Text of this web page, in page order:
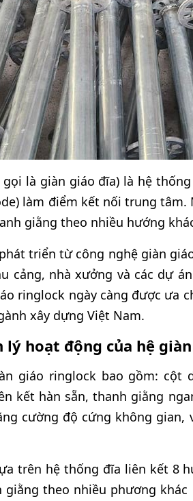
là giàn giáo đĩa) là hệ
làm điểm kết nối trung tâm.
giằng theo nhiều hướng
triển từ công nghệ giàn
cảng, nhà xưởng và các dự
ringlock ngày càng được ưa
xây dựng Việt Nam.
lý hoạt động của hệ
giáo ringlock bao gồm: cột
kết hàn sẵn, thanh giằng
cường độ cứng không
trên hệ thống đĩa liên kết 8
giằng theo nhiều phương